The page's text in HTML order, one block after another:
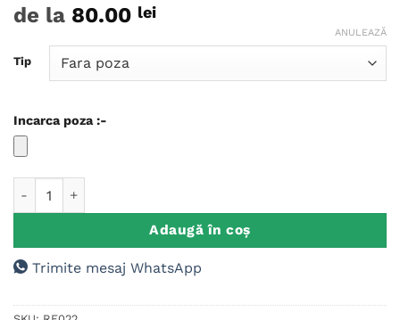
5din 5 pe
baza a
la clienți
de la 80.00 lei
Tip
ANULEAZĂ
Incarca poza :-
Adaugă în coș
Trimite mesaj WhatsApp